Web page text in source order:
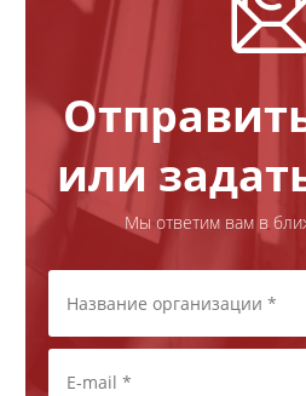
или
Мы ответим вам в